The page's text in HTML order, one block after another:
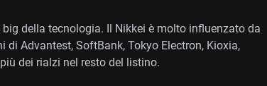
della tecnologia. Il Nikkei è molto influenzato da
Advantest, SoftBank, Tokyo Electron, Kioxia,
dei rialzi nel resto del listino.